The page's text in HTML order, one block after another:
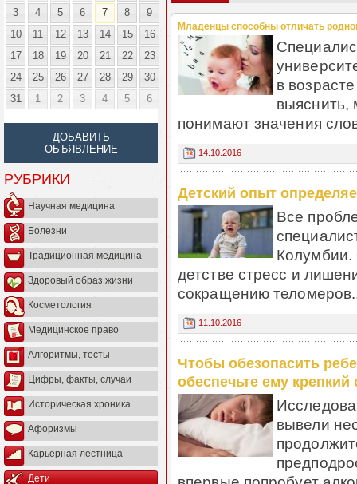
3
4 5 6 7 8
9
10
11 12 13 14 15
16
17
18 19 20 21 22
23
24
25 26 27 28 29
30
31
1 2 3 4 5 6
ДОБАВИТЬ
ОБЪЯВЛЕНИЕ
РУБРИКИ
Научная медицина
Болезни
Традиционная медицина
Здоровый образ жизни
Косметология
Медицинское право
Алгоритмы, тесты
Цифры, факты, случаи
Историческая хроника
Афоризмы
Карьерная лестница
Дети
Младенцы способны отличать
в
выяснить,
понимают значения
14.10.2016
Детский опыт
Все
Колумбии.
детстве стресс и
сокращению
11.10.2016
Чтобы обезопасить
обеспечьте ему крепкий
вывели